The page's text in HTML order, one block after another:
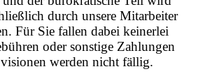
durch unsere Mitarbeiter
Für Sie fallen dabei keinerlei
oder sonstige Zahlungen
werden nicht fällig.